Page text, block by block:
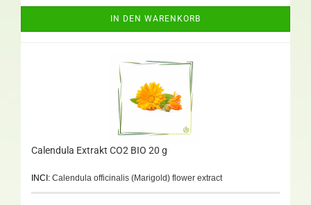
IN DEN WARENKORB
Calendula Extrakt CO2 BIO 20 g
INCI: Calendula officinalis (Marigold) flower extract